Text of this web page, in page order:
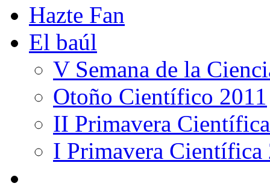
Hazte Fan
El baúl
V Semana de la
Otoño Científico 2011
II Primavera Científica
I Primavera Científica